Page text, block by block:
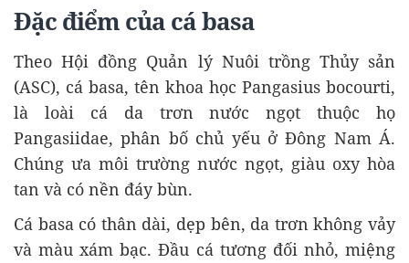
Đặc điểm của cá basa
Theo Hội đồng Quản lý Nuôi trồng Thủy sản
(ASC), cá basa, tên khoa học Pangasius bocourti,
là loài cá da trơn nước ngọt thuộc họ
Pangasiidae, phân bố chủ yếu ở Đông Nam Á.
Chúng ưa môi trường nước ngọt, giàu oxy hòa
tan và có nền đáy bùn.
Cá basa có thân dài, dẹp bên, da trơn không vảy
và màu xám bạc. Đầu cá tương đối nhỏ, miệng